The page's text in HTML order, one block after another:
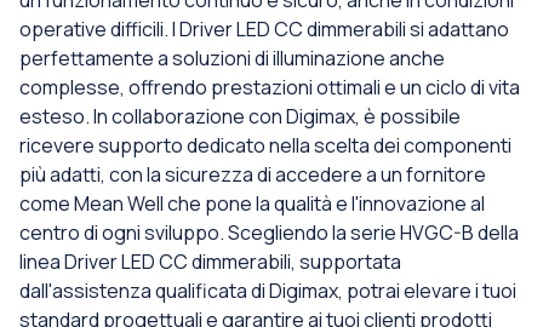
operative difficili. I Driver LED CC dimmerabili si adattano
perfettamente a soluzioni di illuminazione anche
complesse, offrendo prestazioni ottimali e un ciclo di vita
esteso. In collaborazione con Digimax, è possibile
ricevere supporto dedicato nella scelta dei componenti
più adatti, con la sicurezza di accedere a un fornitore
come Mean Well che pone la qualità e l'innovazione al
centro di ogni sviluppo. Scegliendo la serie HVGC-B della
linea Driver LED CC dimmerabili, supportata
dall'assistenza qualificata di Digimax, potrai elevare i tuoi
standard progettuali e garantire ai tuoi clienti prodotti